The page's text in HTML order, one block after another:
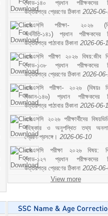
কোড-১৪০ প্রধান পরীক্ষকদের
উত্তরপত্র প্রেরণের ঠিকানা 2026-
এসএসসি পরীক্ষা- ২০২৬
অর্থনীতি-১৪১) প্রধান পরীক্ষকদের
উত্তরপত্র পাঠাবার ঠিকানা 2026-06-
এসএসসি পরীক্ষা ২০২৬ বিষয়:জীব
কোড-১৩৮ প্রধান পরীক্ষকদের
উত্তরপত্র প্রেরণের ঠিকানা 2026-
এসএসসি পরীক্ষা- ২০২৬ (বিষয়ঃ
বিজ্ঞান-১৪৬) প্রধান পরীক্ষকদের
উত্তরপত্র পাঠাবার ঠিকানা 2026-06-
এসএসসি ২০২৬ পরীক্ষার্থীদের
বহিষ্কার ও অনুপস্থিত তথ্য
প্রেরণ প্রসঙ্গে। 2026-06-10
এসএসসি পরীক্ষা ২০২৬ বিষয়:
কোড-১২৭ প্রধান পরীক্ষকদের
উত্তরপত্র প্রেরণের ঠিকানা 2026-
View more